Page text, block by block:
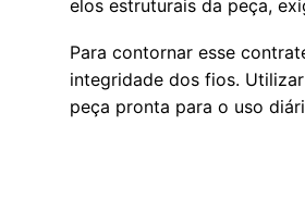
elos estruturais da peça,
Para contornar esse
integridade dos fios.
peça pronta para o uso